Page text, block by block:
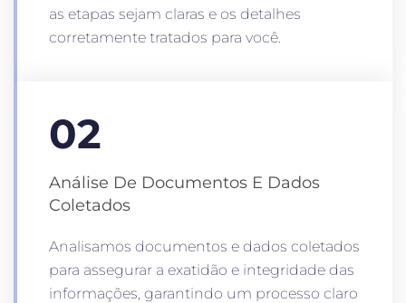
as etapas sejam claras e os detalhes
corretamente tratados para você.
02
Análise De Documentos E Dados
Coletados
Analisamos documentos e dados coletados
para assegurar a exatidão e integridade das
informações, garantindo um processo claro